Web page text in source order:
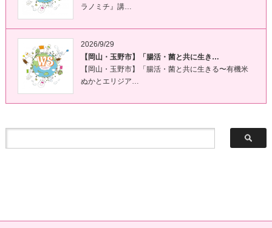
ラノミチ』講…
2026/9/29
【岡山・玉野市】「腸活・菌と共に生き…
【岡山・玉野市】「腸活・菌と共に生きる〜有機米
ぬかとエリジア…